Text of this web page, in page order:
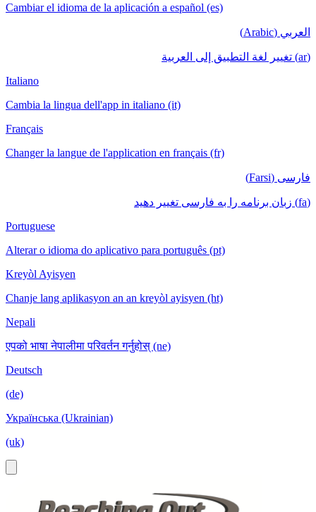
Cambiar el idioma de la aplicación a español (es)
العربي (Arabic)
(ar) تغيير لغة التطبيق إلى العربية
Italiano
Cambia la lingua dell'app in italiano (it)
Français
Changer la langue de l'application en français (fr)
فارسی (Farsi)
(fa) زبان برنامه را به فارسی تغییر دهید
Portuguese
Alterar o idioma do aplicativo para português (pt)
Kreyòl Ayisyen
Chanje lang aplikasyon an an kreyòl ayisyen (ht)
Nepali
एपको भाषा नेपालीमा परिवर्तन गर्नुहोस् (ne)
Deutsch
(de)
Українська (Ukrainian)
(uk)